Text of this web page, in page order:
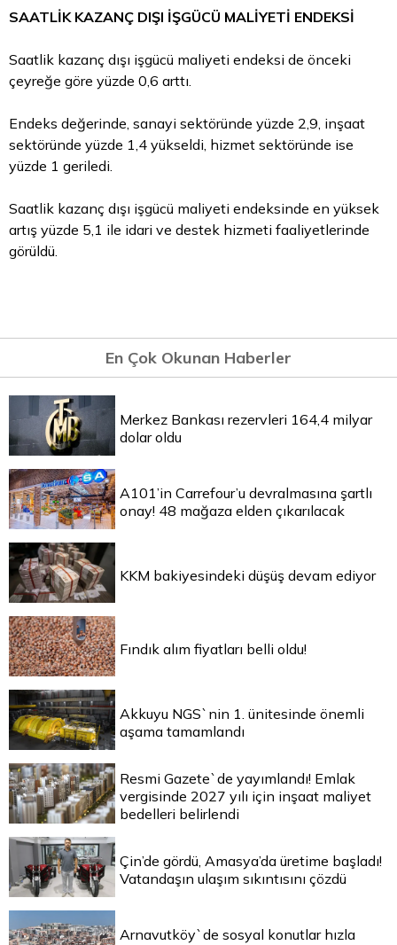
SAATLİK KAZANÇ DIŞI İŞGÜCÜ MALİYETİ ENDEKSİ
Saatlik kazanç dışı işgücü maliyeti endeksi de önceki
çeyreğe göre yüzde 0,6 arttı.
Endeks değerinde, sanayi sektöründe yüzde 2,9, inşaat
sektöründe yüzde 1,4 yükseldi, hizmet sektöründe ise
yüzde 1 geriledi.
Saatlik kazanç dışı işgücü maliyeti endeksinde en yüksek
artış yüzde 5,1 ile idari ve destek hizmeti faaliyetlerinde
görüldü.
En Çok Okunan Haberler
Merkez Bankası rezervleri 164,4 milyar
dolar oldu
A101’in Carrefour’u devralmasına şartlı
onay! 48 mağaza elden çıkarılacak
KKM bakiyesindeki düşüş devam ediyor
Fındık alım fiyatları belli oldu!
Akkuyu NGS`nin 1. ünitesinde önemli
aşama tamamlandı
Resmi Gazete`de yayımlandı! Emlak
vergisinde 2027 yılı için inşaat maliyet
bedelleri belirlendi
Çin’de gördü, Amasya’da üretime başladı!
Vatandaşın ulaşım sıkıntısını çözdü
Arnavutköy`de sosyal konutlar hızla